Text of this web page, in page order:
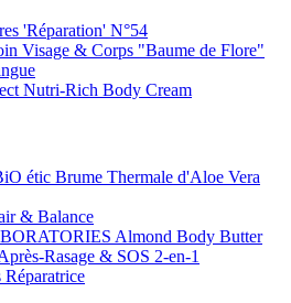
'Réparation' N°54
Visage & Corps "Baume de Flore"
Nutri-Rich Body Cream
étic Brume Thermale d'Aloe Vera
& Balance
Almond Body Butter
Rasage & SOS 2-en-1
Réparatrice